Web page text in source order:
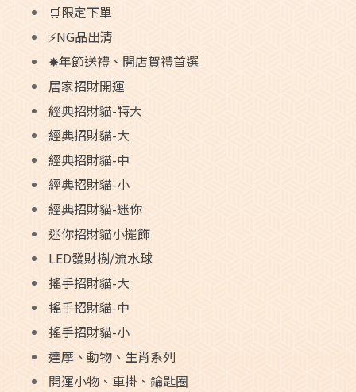
🛒限定下單
⚡NG品出清
✸年節送禮、開店賀禮首選
居家招財開運
經典招財貓-特大
經典招財貓-大
經典招財貓-中
經典招財貓-小
經典招財貓-迷你
迷你招財貓小擺飾
LED發財樹/流水球
搖手招財貓-大
搖手招財貓-中
搖手招財貓-小
達摩、動物、生肖系列
開運小物、車掛、鑰匙圈